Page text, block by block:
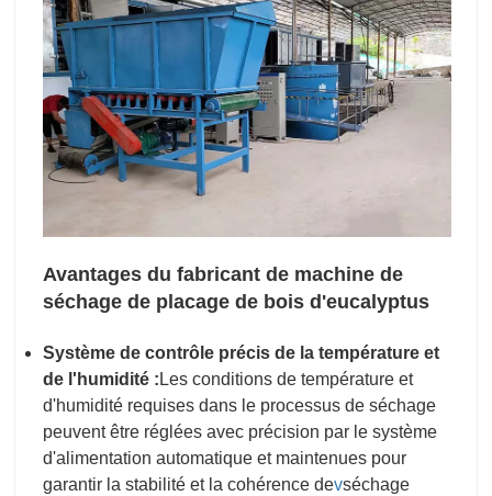
Avantages du fabricant de machine de
séchage de placage de bois d'eucalyptus
Système de contrôle précis de la température et
de l'humidité : Les conditions de température et
d'humidité requises dans le processus de séchage
peuvent être réglées avec précision par le système
d'alimentation automatique et maintenues pour
garantir la stabilité et la cohérence devséchage